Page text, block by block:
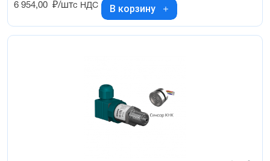
6 954,00 ₽/штс НДС В корзину